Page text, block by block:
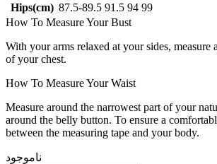
Hips(cm) 87.5-89.5 91.5 94 99
How To Measure Your Bust
With your arms relaxed at your sides, measure
of your chest.
How To Measure Your Waist
Measure around the narrowest part of your
around the belly button. To ensure a
between the measuring tape and your body.
ناموجود